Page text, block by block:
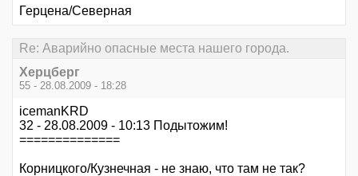
Герцена/Северная
Re: Аварийно опасные места нашего города.
Херцберг
55 - 28.08.2009 - 18:28
icemanKRD
32 - 28.08.2009 - 10:13 Подытожим!
==============
Корницкого/Кузнечная - не знаю, что там не так?